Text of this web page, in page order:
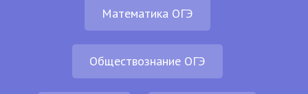
Математика ОГЭ
Обществознание ОГЭ